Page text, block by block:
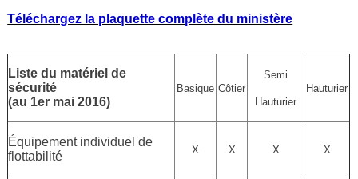
Téléchargez la plaquette complète du ministère
Liste du matériel de
sécurité
(au 1er mai 2016)
Basique Côtier
Semi
Hauturier
Hauturier
Équipement individuel de
flottabilité
X X X X